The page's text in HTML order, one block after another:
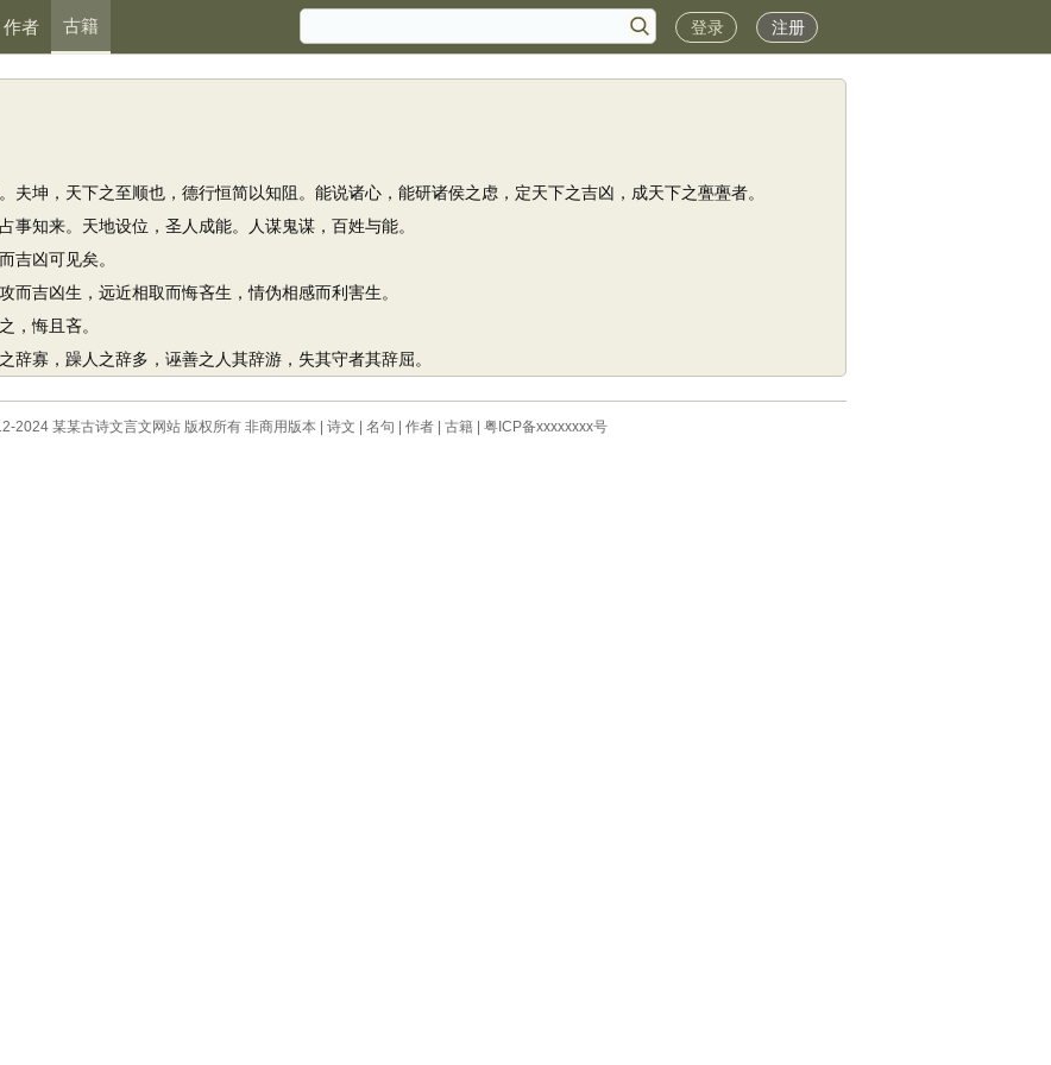
作者 古籍 登录 注册
坤，天下之至顺也，德行恒简以知阻。能说诸心，能研诸侯之虑，定天下之吉凶，成天下之亹亹者。
知来。天地设位，圣人成能。人谋鬼谋，百姓与能。
凶可见矣。
吉凶生，远近相取而悔吝生，情伪相感而利害生。
悔且吝。
寡，躁人之辞多，诬善之人其辞游，失其守者其辞屈。
2024 某某古诗文言文网站 版权所有 非商用版本 | 诗文 名句 作者 古籍 粤ICP备xxxxxxxx号